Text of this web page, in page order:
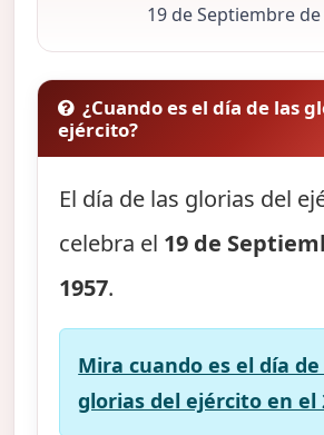
19 de Septiembre
¿Cuando es el día de las
ejército?
El día de las glorias del
celebra el 19 de
1957.
Mira cuando es el día de
glorias del ejército en el